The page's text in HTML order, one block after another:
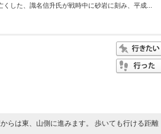
した、識名信升氏が戦時中に砂岩に刻み、平成...
らは東、山側に進みます。 歩いても行ける距離